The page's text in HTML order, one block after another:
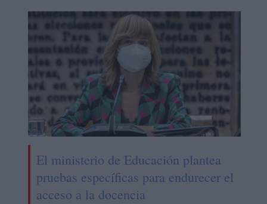
El ministerio de Educación plantea
pruebas específicas para endurecer el
acceso a la docencia